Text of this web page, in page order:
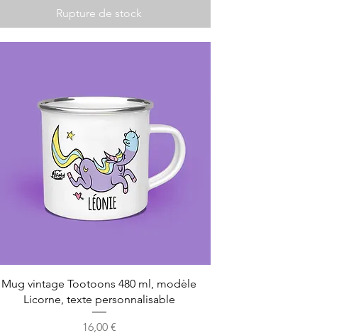
Rupture de stock
Mug vintage Tootoons 480 ml, modèle
Licorne, texte personnalisable
Prix
16,00 €